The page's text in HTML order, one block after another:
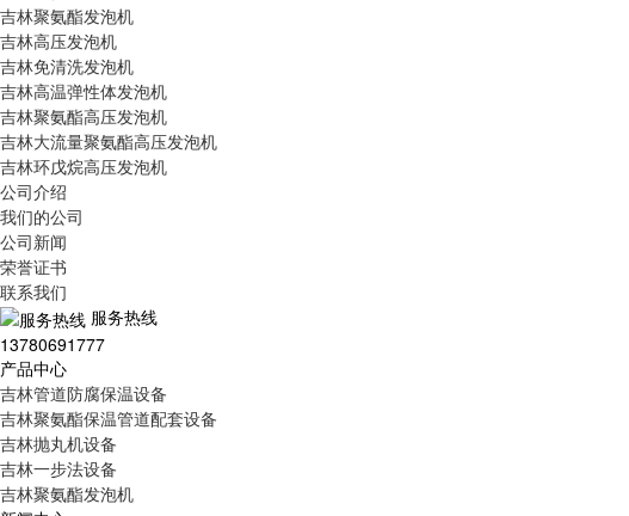
吉林聚氨酯发泡机
吉林高压发泡机
吉林免清洗发泡机
吉林高温弹性体发泡机
吉林聚氨酯高压发泡机
吉林大流量聚氨酯高压发泡机
吉林环戊烷高压发泡机
公司介绍
我们的公司
公司新闻
荣誉证书
联系我们
服务热线
13780691777
产品中心
吉林管道防腐保温设备
吉林聚氨酯保温管道配套设备
吉林抛丸机设备
吉林一步法设备
吉林聚氨酯发泡机